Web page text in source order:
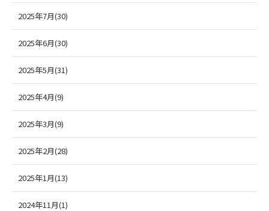
2025年7月(30)
2025年6月(30)
2025年5月(31)
2025年4月(9)
2025年3月(9)
2025年2月(28)
2025年1月(13)
2024年11月(1)